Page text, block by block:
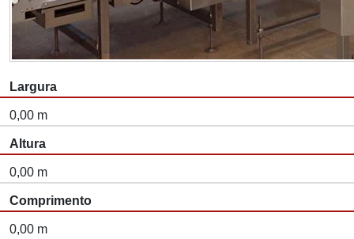
Largura
0,00 m
Altura
0,00 m
Comprimento
0,00 m